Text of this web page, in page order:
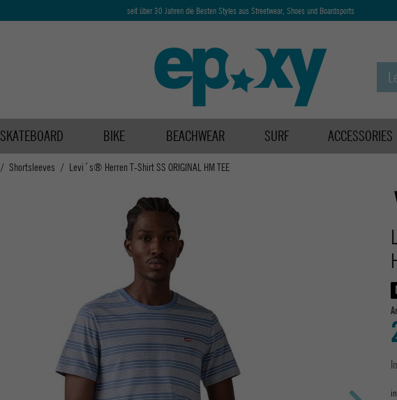
seit über 30 Jahren die Besten Styles aus Streetwear, Shoes und Boardsports
SKATEBOARD BIKE BEACHWEAR SURF ACCESSORIES
Shortsleeves Levi´s® Herren T-Shirt SS ORIGINAL HM TEE